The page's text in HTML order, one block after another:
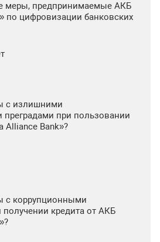
меры, предпринимаемые АКБ
по цифровизации банковских
с излишними
преградами при пользовании
Alliance Bank»?
с коррупционными
кредита от АКБ